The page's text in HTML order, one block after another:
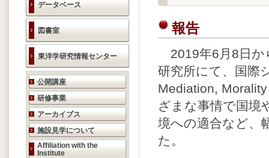
データベース
図書室
東洋学研究情報センター
研究活動のご案内
公開講座
研修事業
アーカイブス
施設見学について
Affiliation with the
Institute
報告
2019年6月8日か
研究所にて、国際
Mediation,
ざまな事情で国境
境への適合など、
た。